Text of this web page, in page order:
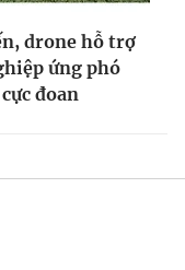
drone hỗ trợ
ứng phó
đoan